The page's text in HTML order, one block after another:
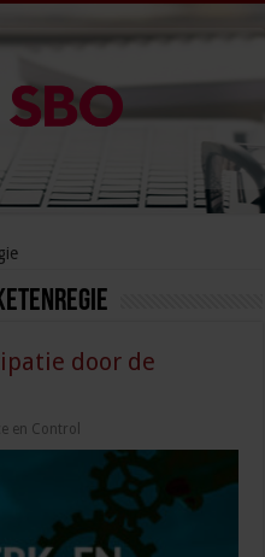
door de
en Control